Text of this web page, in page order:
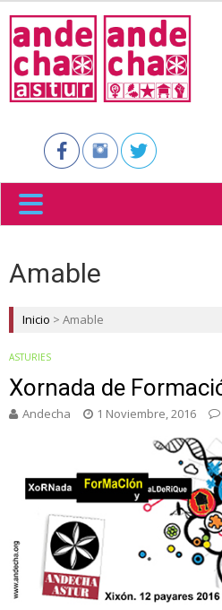
Amable
Inicio > Amable
ASTURIES
Xornada de
Andecha 1 Noviembre, 2016